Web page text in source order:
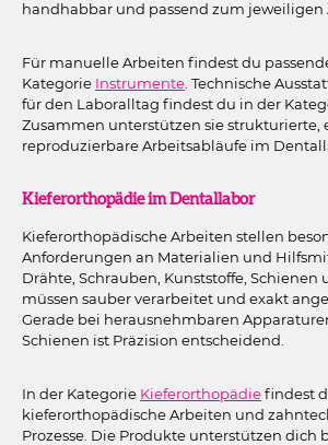
handhabbar und passend zum jeweiligen
Für manuelle Arbeiten findest du
Kategorie Instrumente. Technische
für den Laboralltag findest du in der
Zusammen unterstützen sie strukturierte,
reproduzierbare Arbeitsabläufe im
Kieferorthopädie im Dentallabor
Kieferorthopädische Arbeiten stellen
Anforderungen an Materialien und
Drähte, Schrauben, Kunststoffe, Schienen
müssen sauber verarbeitet und exakt
Gerade bei herausnehmbaren
Schienen ist Präzision entscheidend.
In der Kategorie Kieferorthopädiefindest
kieferorthopädische Arbeiten und
Prozesse. Die Produkte unterstützen dich